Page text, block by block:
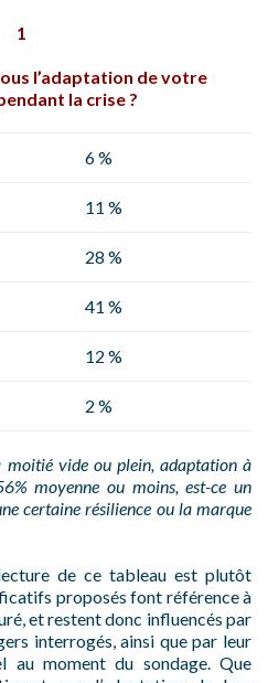
1
l’adaptation de votre
la crise ?
6 %
11 %
28 %
41 %
12 %
2 %
moitié vide ou plein, adaptation à
moyenne ou moins, est-ce un
certaine résilience ou la marque
de ce tableau est plutôt
proposés font référence à
et restent donc influencés par
interrogés, ainsi que par leur
au moment du sondage. Que